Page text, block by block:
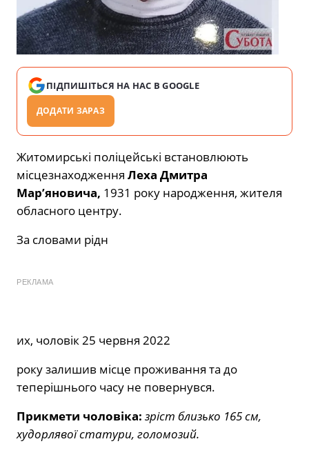
ПІДПИШІТЬСЯ НА НАС В GOOGLE
ДОДАТИ ЗАРАЗ
Житомирські поліцейські встановлюють
місцезнаходження Леха Дмитра
Мар’яновича, 1931 року народження, жителя
обласного центру.
За словами рідн
РЕКЛАМА
их, чоловік 25 червня 2022
року залишив місце проживання та до
теперішнього часу не повернувся.
Прикмети чоловіка: зріст близько 165 см,
худорлявої статури, голомозий.